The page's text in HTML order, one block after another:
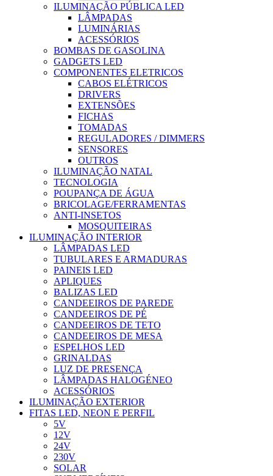
ILUMINAÇÃO PÚBLICA LED
LÂMPADAS
LUMINÁRIAS
ACESSÓRIOS
BOMBAS DE GASOLINA
GADGETS LED
COMPONENTES ELETRICOS
CABOS ELÉTRICOS
DRIVERS
EXTENSÕES
FICHAS
TOMADAS
REGULADORES / DIMMERS
SENSORES
OUTROS
ILUMINAÇÃO NATAL
TECNOLOGIA
POUPANÇA DE ÁGUA
BRICOLAGE/FERRAMENTAS
ANTI-INSETOS
MOSQUITEIRAS
ILUMINAÇÃO INTERIOR
LÂMPADAS LED
TUBULARES E ARMADURAS
PAINEIS LED
APLIQUES
BALIZAS LED
CANDEEIROS DE PAREDE
CANDEEIROS DE PÉ
CANDEEIROS DE TETO
CANDEEIROS DE MESA
ESPELHOS LED
GRINALDAS
LUZ DE PRESENÇA
LÂMPADAS HALOGÉNEO
ACESSÓRIOS
ILUMINAÇÃO EXTERIOR
FITAS LED, NEON E PERFIL
5V
12V
24V
230V
SOLAR